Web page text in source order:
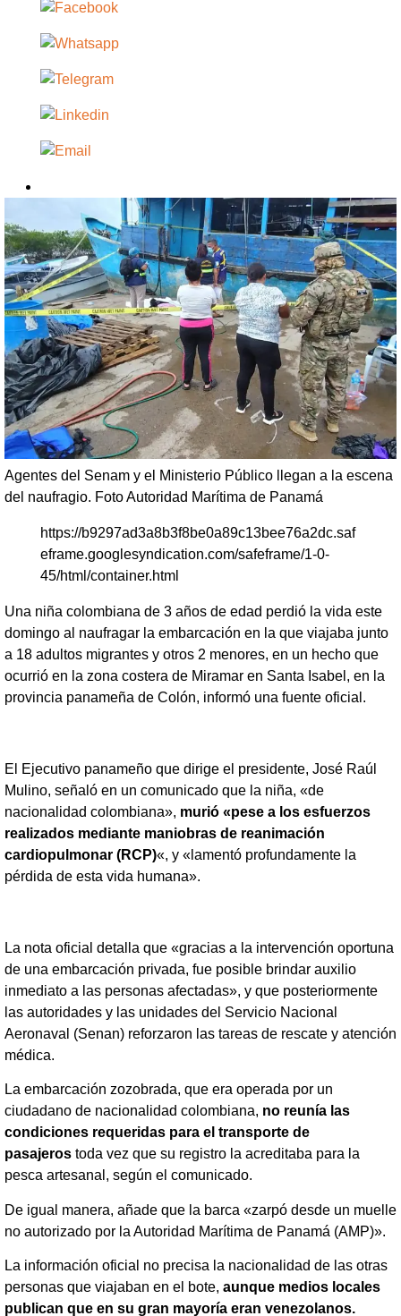
Agentes del Senam y el Ministerio Público llegan a la escena
del naufragio. Foto Autoridad Marítima de Panamá
https://b9297ad3a8b3f8be0a89c13bee76a2dc.saf
eframe.googlesyndication.com/safeframe/1-0-
45/html/container.html
Una niña colombiana de 3 años de edad perdió la vida este
domingo al naufragar la embarcación en la que viajaba junto
a 18 adultos migrantes y otros 2 menores, en un hecho que
ocurrió en la zona costera de Miramar en Santa Isabel, en la
provincia panameña de Colón, informó una fuente oficial.
El Ejecutivo panameño que dirige el presidente, José Raúl
Mulino, señaló en un comunicado que la niña, «de
nacionalidad colombiana», murió «pese a los esfuerzos
realizados mediante maniobras de reanimación
cardiopulmonar (RCP)«, y «lamentó profundamente la
pérdida de esta vida humana».
La nota oficial detalla que «gracias a la intervención oportuna
de una embarcación privada, fue posible brindar auxilio
inmediato a las personas afectadas», y que posteriormente
las autoridades y las unidades del Servicio Nacional
Aeronaval (Senan) reforzaron las tareas de rescate y atención
médica.
La embarcación zozobrada, que era operada por un
ciudadano de nacionalidad colombiana, no reunía las
condiciones requeridas para el transporte de
pasajeros toda vez que su registro la acreditaba para la
pesca artesanal, según el comunicado.
De igual manera, añade que la barca «zarpó desde un muelle
no autorizado por la Autoridad Marítima de Panamá (AMP)».
La información oficial no precisa la nacionalidad de las otras
personas que viajaban en el bote, aunque medios locales
publican que en su gran mayoría eran venezolanos.